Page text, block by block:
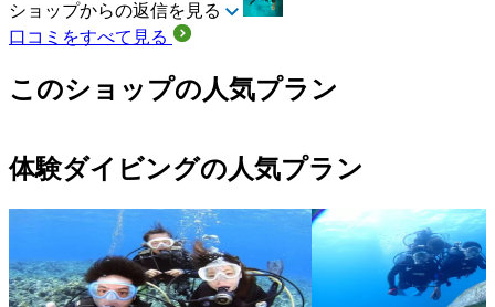
ショップからの返信を見る
口コミをすべて見る
このショップの人気プラン
体験ダイビングの人気プラン